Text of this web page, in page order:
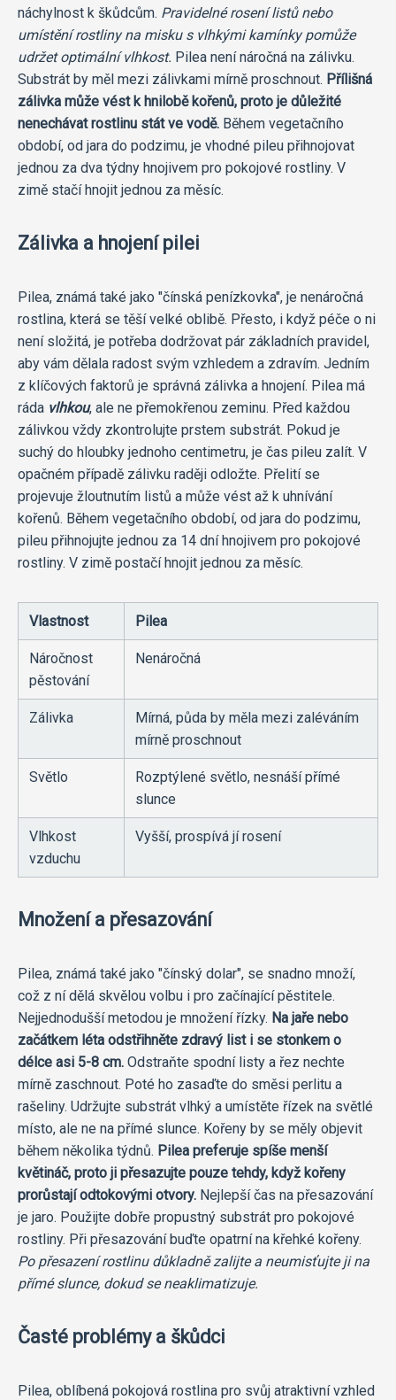
náchylnost k škůdcům. Pravidelné rosení listů nebo
umístění rostliny na misku s vlhkými kamínky pomůže
udržet optimální vlhkost. Pilea není náročná na zálivku.
Substrát by měl mezi zálivkami mírně proschnout. Přílišná
zálivka může vést k hnilobě kořenů, proto je důležité
nenechávat rostlinu stát ve vodě. Během vegetačního
období, od jara do podzimu, je vhodné pileu přihnojovat
jednou za dva týdny hnojivem pro pokojové rostliny. V
zimě stačí hnojit jednou za měsíc.
Zálivka a hnojení pilei
Pilea, známá také jako "čínská penízkovka", je nenáročná
rostlina, která se těší velké oblibě. Přesto, i když péče o ni
není složitá, je potřeba dodržovat pár základních pravidel,
aby vám dělala radost svým vzhledem a zdravím. Jedním
z klíčových faktorů je správná zálivka a hnojení. Pilea má
ráda vlhkou, ale ne přemokřenou zeminu. Před každou
zálivkou vždy zkontrolujte prstem substrát. Pokud je
suchý do hloubky jednoho centimetru, je čas pileu zalít. V
opačném případě zálivku raději odložte. Přelití se
projevuje žloutnutím listů a může vést až k uhnívání
kořenů. Během vegetačního období, od jara do podzimu,
pileu přihnojujte jednou za 14 dní hnojivem pro pokojové
rostliny. V zimě postačí hnojit jednou za měsíc.
Vlastnost Pilea
Náročnost
pěstování
Nenáročná
Zálivka
Mírná, půda by měla mezi zaléváním
mírně proschnout
Světlo
Rozptýlené světlo, nesnáší přímé
slunce
Vlhkost
vzduchu
Vyšší, prospívá jí rosení
Množení a přesazování
Pilea, známá také jako "čínský dolar", se snadno množí,
což z ní dělá skvělou volbu i pro začínající pěstitele.
Nejjednodušší metodou je množení řízky. Na jaře nebo
začátkem léta odstřihněte zdravý list i se stonkem o
délce asi 5-8 cm. Odstraňte spodní listy a řez nechte
mírně zaschnout. Poté ho zasaďte do směsi perlitu a
rašeliny. Udržujte substrát vlhký a umístěte řízek na světlé
místo, ale ne na přímé slunce. Kořeny by se měly objevit
během několika týdnů. Pilea preferuje spíše menší
květináč, proto ji přesazujte pouze tehdy, když kořeny
prorůstají odtokovými otvory. Nejlepší čas na přesazování
je jaro. Použijte dobře propustný substrát pro pokojové
rostliny. Při přesazování buďte opatrní na křehké kořeny.
Po přesazení rostlinu důkladně zalijte a neumisťujte ji na
přímé slunce, dokud se neaklimatizuje.
Časté problémy a škůdci
Pilea, oblíbená pokojová rostlina pro svůj atraktivní vzhled